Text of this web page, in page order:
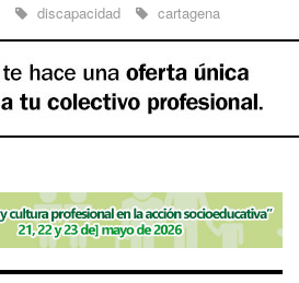
discapacidad cartagena